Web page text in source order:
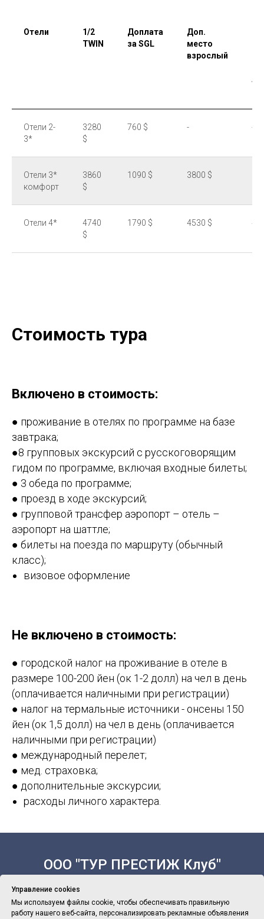
Отели
1/2
TWIN
Доплата
за SGL
Доп.
место
взрослый
Отели 2-
3*
3280
$
760 $ - -
Отели 3*
комфорт
3860
$
1090 $ 3800 $
Отели 4*
4740
$
1790 $ 4530 $
Стоимость тура
Включено в стоимость:
● проживание в отелях по программе на базе
завтрака;
●8 групповых экскурсий с русскоговорящим
гидом по программе, включая входные билеты;
● 3 обеда по программе;
● проезд в ходе экскурсий;
● групповой трансфер аэропорт – отель –
аэропорт на шаттле;
● билеты на поезда по маршруту (обычный
класс);
визовое оформление
Не включено в стоимость:
● городской налог на проживание в отеле в
размере 100-200 йен (ок 1-2 долл) на чел в день
(оплачивается наличными при регистрации)
● налог на термальные источники - онсены 150
йен (ок 1,5 долл) на чел в день (оплачивается
наличными при регистрации)
● международный перелет;
● мед. страховка;
● дополнительные экскурсии;
расходы личного характера.
ООО "ТУР ПРЕСТИЖ Клуб"
Управление cookies
Мы используем файлы cookie, чтобы обеспечивать правильную
работу нашего веб-сайта, персонализировать рекламные объявления